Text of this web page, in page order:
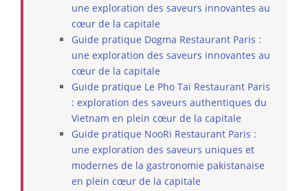
une exploration des saveurs innovantes au
cœur de la capitale
Guide pratique Dogma Restaurant Paris :
une exploration des saveurs innovantes au
cœur de la capitale
Guide pratique Le Pho Taï Restaurant Paris
: exploration des saveurs authentiques du
Vietnam en plein cœur de la capitale
Guide pratique NooRi Restaurant Paris :
une exploration des saveurs uniques et
modernes de la gastronomie pakistanaise
en plein cœur de la capitale